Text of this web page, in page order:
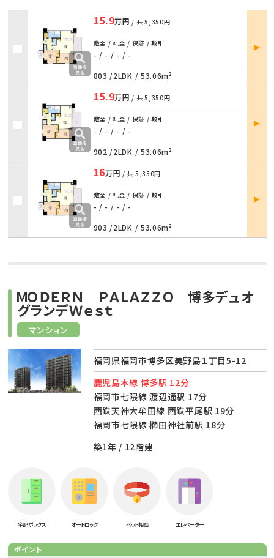
15.9万円 / 共5,350円
敷金 / 礼金 / 保証 / 敷引
- / - / - / -
803 /2LDK / 53.06m²
部屋
詳細
15.9万円 / 共5,350円
敷金 / 礼金 / 保証 / 敷引
- / - / - / -
902 /2LDK / 53.06m²
部屋
詳細
16万円 / 共 5,350円
敷金 / 礼金 / 保証 / 敷引
- / - / - / -
903 /2LDK / 53.06m²
部屋
詳細
マンション
ＭＯＤＥＲＮ ＰＡＬＡＺＺＯ 博多デュオ
グランデＷｅｓｔ
福岡県福岡市博多区美野島１丁目5-12
鹿児島本線 博多駅 12分
福岡市七隈線 渡辺通駅 17分
西鉄天神大牟田線 西鉄平尾駅 19分
福岡市七隈線 櫛田神社前駅 18分
築1年 / 12階建
宅配ボックス オートロック ペット相談 エレベーター
ポイント